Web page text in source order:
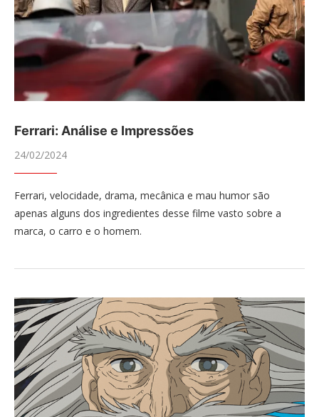
Ferrari: Análise e Impressões
24/02/2024
Ferrari, velocidade, drama, mecânica e mau humor são
apenas alguns dos ingredientes desse filme vasto sobre a
marca, o carro e o homem.